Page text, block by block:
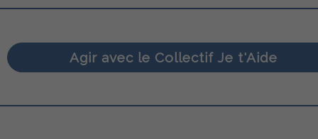
Agir avec le Collectif Je t'Aide